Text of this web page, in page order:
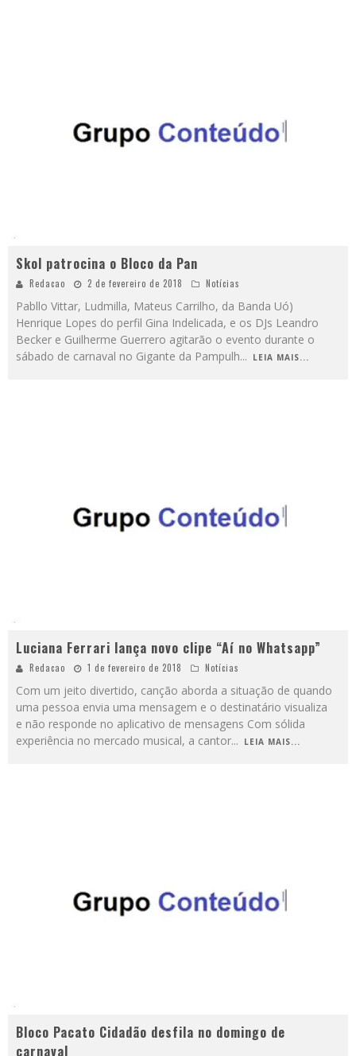
Skol patrocina o Bloco da Pan
Redacao 2 de fevereiro de 2018 Notícias
Pabllo Vittar, Ludmilla, Mateus Carrilho, da Banda Uó)
Henrique Lopes do perfil Gina Indelicada, e os DJs Leandro
Becker e Guilherme Guerrero agitarão o evento durante o
sábado de carnaval no Gigante da Pampulh... LEIA MAIS...
Luciana Ferrari lança novo clipe “Aí no Whatsapp”
Redacao 1 de fevereiro de 2018 Notícias
Com um jeito divertido, canção aborda a situação de quando
uma pessoa envia uma mensagem e o destinatário visualiza
e não responde no aplicativo de mensagens Com sólida
experiência no mercado musical, a cantor... LEIA MAIS...
Bloco Pacato Cidadão desfila no domingo de
carnaval